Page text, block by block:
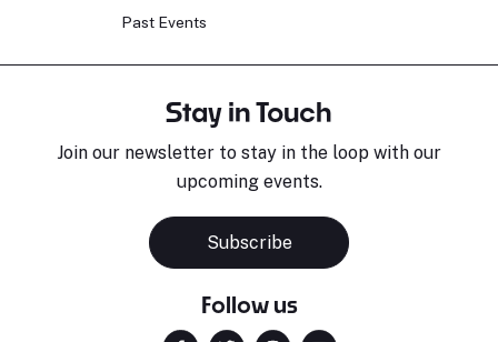
Past Events
Stay in Touch
Join our newsletter to stay in the loop with our
upcoming events.
Subscribe
Follow us